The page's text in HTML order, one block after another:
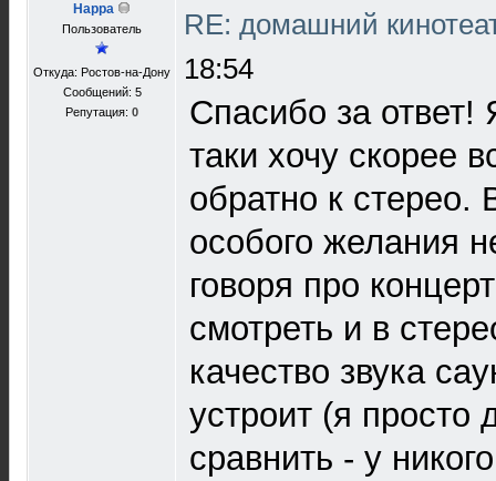
Happa
Пользователь
Откуда: Ростов-на-Дону
Сообщений: 5
Репутация: 0
RE: домашний
18:54
Спасибо за ответ!
таки хочу скорее
обратно к стерео.
особого желания
говоря про
смотреть и в
качество звука
устроит (я просто
сравнить - у